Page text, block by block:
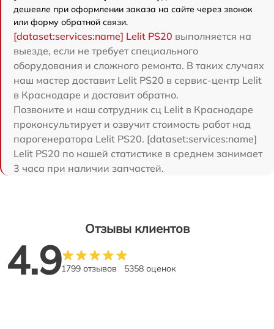
дешевле при оформлении заказа на сайте через звонок
или форму обратной связи.
[dataset:services:name] Lelit PS20 выполняется на
выезде, если не требует специального
оборудования и сложного ремонта. В таких случаях
наш мастер доставит Lelit PS20 в сервис-центр Lelit
в Краснодаре и доставит обратно.
Позвоните и наш сотрудник сц Lelit в Краснодаре
проконсультирует и озвучит стоимость работ над
парогенератора Lelit PS20. [dataset:services:name]
Lelit PS20 по нашей статистике в среднем занимает
3 часа при наличии запчастей.
Отзывы клиентов
4.91799 отзывов 5358 оценок